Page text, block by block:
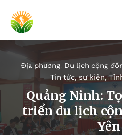
Địa phương, Du lịch cộng
Tin tức, sự kiện,
Quảng Ninh:
triển du lịch
Yên